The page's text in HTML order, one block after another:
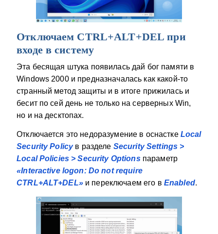
Отключаем CTRL+ALT+DEL при
входе в систему
Эта бесящая штука появилась дай бог памяти в
Windows 2000 и предназначалась как какой-то
странный метод защиты и в итоге прижилась и
бесит по сей день не только на серверных Win,
но и на десктопах.
Отключается это недоразумение в оснастке Local
Security Policyв разделе Security Settings >
Local Policies > Security Optionsпараметр
«Interactive logon: Do not require
CTRL+ALT+DEL»и переключаем его в Enabled.